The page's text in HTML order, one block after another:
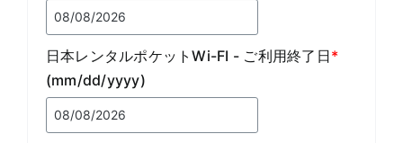
日本レンタルポケットWi-FI - ご利用終了日*
(mm/dd/yyyy)